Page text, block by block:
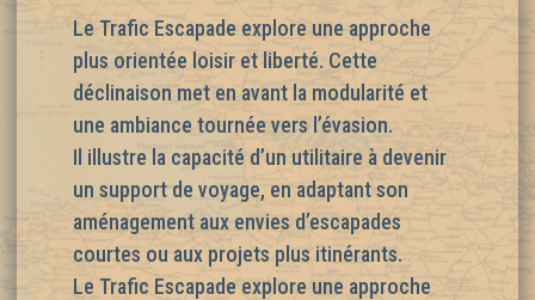
Le Trafic Escapade explore une approche
plus orientée loisir et liberté. Cette
déclinaison met en avant la modularité et
une ambiance tournée vers l’évasion.
Il illustre la capacité d’un utilitaire à devenir
un support de voyage, en adaptant son
aménagement aux envies d’escapades
courtes ou aux projets plus itinérants.
Le Trafic Escapade explore une approche